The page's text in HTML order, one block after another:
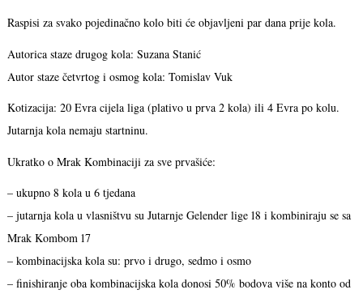
Raspisi za svako pojedinačno kolo biti će objavljeni par dana prije kola.
Autorica staze drugog kola: Suzana Stanić
Autor staze četvrtog i osmog kola: Tomislav Vuk
Kotizacija: 20 Evra cijela liga (plativo u prva 2 kola) ili 4 Evra po kolu.
Jutarnja kola nemaju startninu.
Ukratko o Mrak Kombinaciji za sve prvašiće:
– ukupno 8 kola u 6 tjedana
– jutarnja kola u vlasništvu su Jutarnje Gelender lige 18 i kombiniraju se sa
Mrak Kombom 17
– kombinacijska kola su: prvo i drugo, sedmo i osmo
– finishiranje oba kombinacijska kola donosi 50% bodova više na konto od